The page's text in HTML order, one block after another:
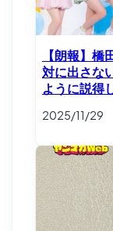
【朗報】
対に出さな
ように説得
2025/11/29